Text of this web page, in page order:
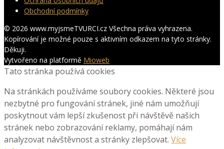
Obchodní podmínky
© 2026 www.myjsmeTVURCI.cz Všechna práva vyhrazena.
Kopírování je možné pouze s aktivním odkazem na tyto stránky.
Děkuji.
Vytvořeno na platformě Mioweb
Tato stránka používá cookies
Na stránkách používáme soubory cookies. Některé jsou
nezbytné pro fungování stránek, jiné nám umožňují
poskytnout vám lepší zkušenost při návštěvě našich
stránek nebo zobrazování reklamy, pomáhají nám
analyzovat návštěvnost a stránky zlepšovat. Více